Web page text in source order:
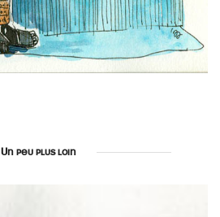
Un peu plus loin